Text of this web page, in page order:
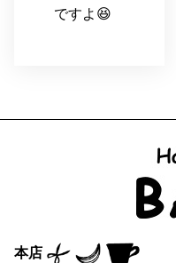
ですよ😆
本店